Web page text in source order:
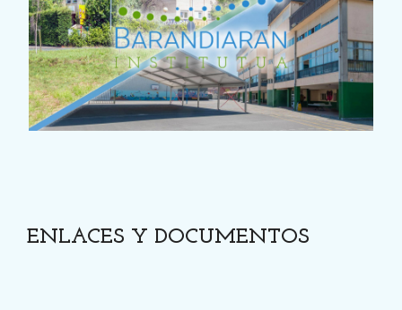
ENLACES Y DOCUMENTOS